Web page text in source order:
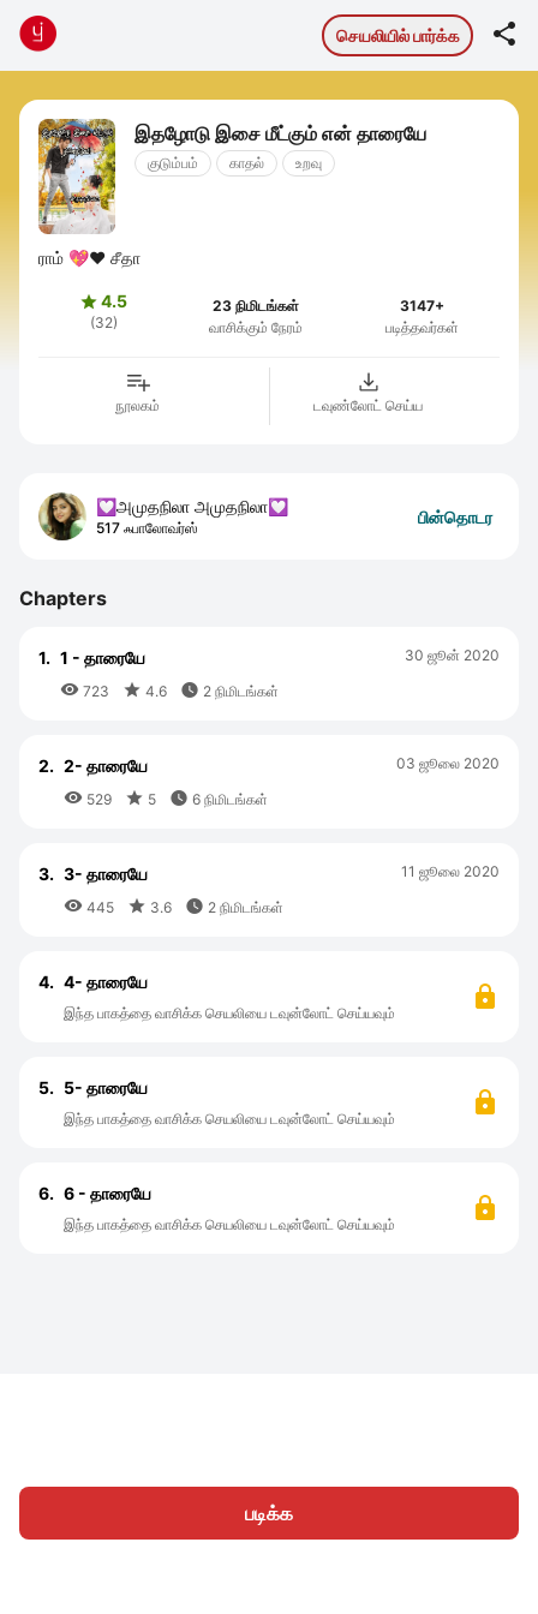
செயலியில் பார்க்க 
இதழோடு இசை மீட்கும் என் தாரையே
குடும்பம் காதல் உறவு
ராம் 💖❤ சீதா
4.5
(32)
23 நிமிடங்கள்
வாசிக்கும் நேரம்
3147+
படித்தவர்கள்
நூலகம் டவுண்லோட் செய்ய
படிக்க
💟அமுதநிலா அமுதநிலா💟
517 ஃபாலோவர்ஸ்
பின்தொடர
Chapters
1. 1 - தாரையே
 723  4.6  2 நிமிடங்கள்
30 ஜூன் 2020
2. 2- தாரையே
 529  5  6 நிமிடங்கள்
03 ஜூலை 2020
3. 3- தாரையே
 445  3.6  2 நிமிடங்கள்
11 ஜூலை 2020
4. 4- தாரையே
இந்த பாகத்தை வாசிக்க செயலியை டவுன்லோட் செய்யவும்
5. 5- தாரையே
இந்த பாகத்தை வாசிக்க செயலியை டவுன்லோட் செய்யவும்
6. 6 - தாரையே
இந்த பாகத்தை வாசிக்க செயலியை டவுன்லோட் செய்யவும்
முகப்பு வகைகள் எழுத கட்டுரைகள் உள்நுழைக